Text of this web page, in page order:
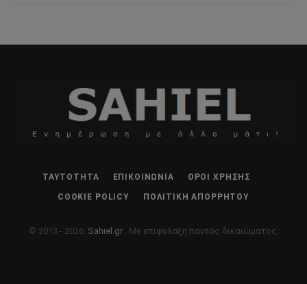
ΤΑΥΤΌΤΗΤΑ ΕΠΙΚΟΙΝΩΝΊΑ ΌΡΟΙ ΧΡΉΣΗΣ
COOKIE POLICY ΠΟΛΙΤΙΚΉ ΑΠΟΡΡΉΤΟΥ
© 2013 - 2026: Sahiel.gr . Με επιφύλαξη παντός δικαιώματος.